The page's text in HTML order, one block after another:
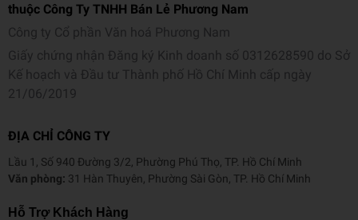
thuộc Công Ty TNHH Bán Lẻ Phương Nam
Công ty Cổ phần Văn hoá Phương Nam
Giấy chứng nhận Đăng ký Kinh doanh số 0312628590 do Sở
Kế hoạch và Đầu tư Thành phố Hồ Chí Minh cấp ngày
21/06/2019
ĐỊA CHỈ CÔNG TY
Lầu 1, Số 940 Đường 3/2, Phường Phú Thọ, TP. Hồ Chí Minh
Văn phòng: 31 Hàn Thuyên, Phường Sài Gòn, TP. Hồ Chí Minh
Hỗ Trợ Khách Hàng